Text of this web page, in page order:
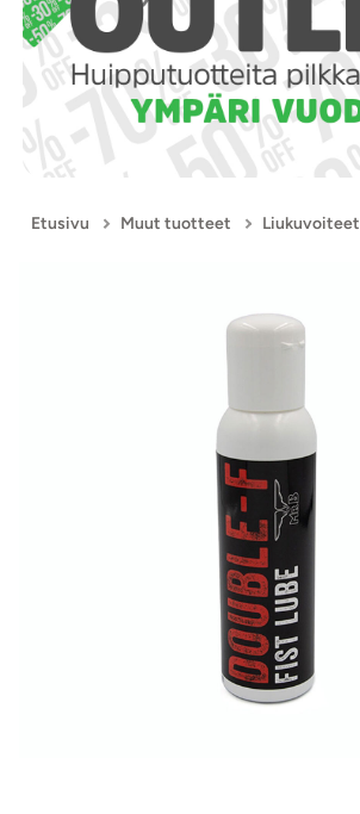
Etusivu Muut tuotteet Liukuvoiteet